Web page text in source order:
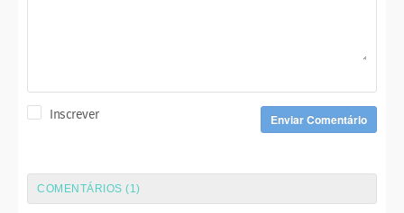
Inscrever Enviar Comentário
COMENTÁRIOS (1 )